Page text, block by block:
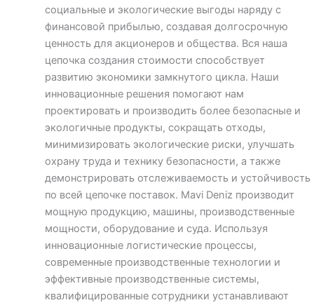
социальные и экологические выгоды наряду с
финансовой прибылью, создавая долгосрочную
ценность для акционеров и общества. Вся наша
цепочка создания стоимости способствует
развитию экономики замкнутого цикла. Наши
инновационные решения помогают нам
проектировать и производить более безопасные и
экологичные продукты, сокращать отходы,
минимизировать экологические риски, улучшать
охрану труда и технику безопасности, а также
демонстрировать отслеживаемость и устойчивость
по всей цепочке поставок. Mavi Deniz производит
мощную продукцию, машины, производственные
мощности, оборудование и суда. Используя
инновационные логистические процессы,
современные производственные технологии и
эффективные производственные системы,
квалифицированные сотрудники устанавливают